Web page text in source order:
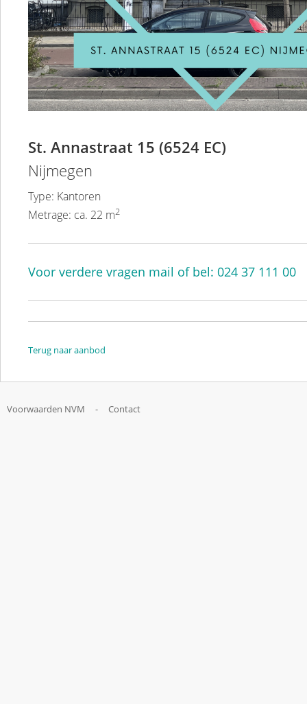
St. Annastraat 15 (6524 EC)
Nijmegen
Type: Kantoren
Metrage: ca. 22 m2
Voor verdere vragen mail of bel: 024 37 111 00
Terug naar aanbod
Voorwaarden NVM - Contact